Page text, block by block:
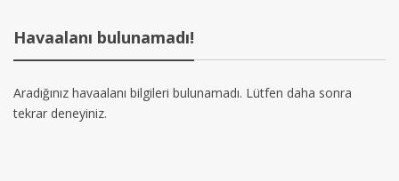
Havaalanı bulunamadı!
Aradığınız havaalanı bilgileri bulunamadı. Lütfen daha sonra
tekrar deneyiniz.